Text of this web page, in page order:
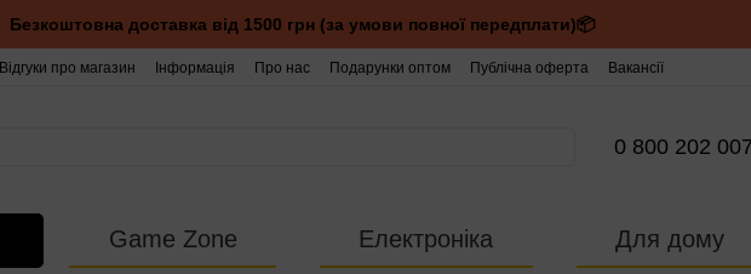
Безкоштовна доставка від 1500 грн (за умови повної передплати)📦
Відгуки про магазин Інформація Про нас Подарунки оптом Публічна оферта Вакансії
0 800 202 007
Game Zone Електроніка Для дому